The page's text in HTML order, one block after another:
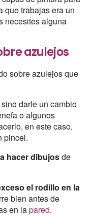
que trabajas era un
necesites alguna
azulejos
sobre azulejos que
darle un cambio
o algunos
en este caso,
pincel.
hacer dibujosde
el rodillo en la
bien antes de
en lapared.